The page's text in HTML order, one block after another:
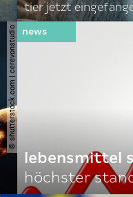
tier jetzt
© shutterstock.com | cerevonstudio
lebensmittel
höchster